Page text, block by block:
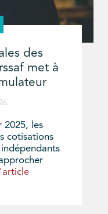
des
met à
2025, les
cotisations